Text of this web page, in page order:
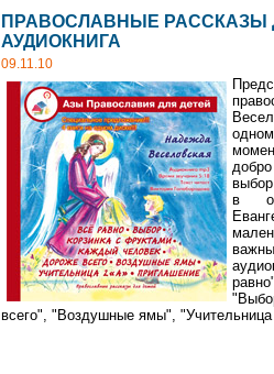
ПРАВОСЛАВНЫЕ РАССКАЗЫ
АУДИОКНИГА
09.11.10
в
всего", "Воздушные ямы",